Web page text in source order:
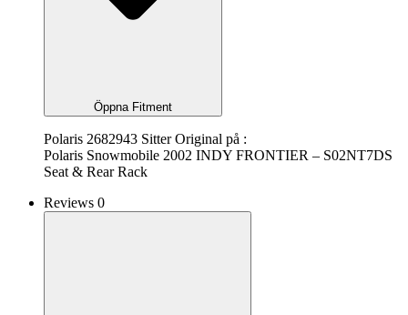
Öppna Fitment
Polaris 2682943 Sitter Original på :
Polaris Snowmobile 2002 INDY FRONTIER – S02NT7DS
Seat & Rear Rack
Reviews 0